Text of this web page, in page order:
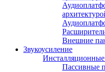
Внешние
Звукоусиление
Инсталляционные
Пассивные